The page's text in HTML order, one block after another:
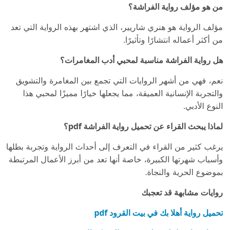
من هو مؤلف رواية الفراشة؟
مؤلف الرواية هو هنري شاريير، الذي اشتهر بهذه الرواية التي تعد
من أكثر أعماله انتشارًا وتأثيرًا.
هل رواية الفراشة مناسبة لمحبي أدب المغامرات؟
نعم، فهي من أشهر الروايات التي تجمع بين المغامرة والتشويق
والتجربة الإنسانية العميقة، مما يجعلها خيارًا مميزًا لمحبي هذا
النوع الأدبي.
لماذا يبحث القراء عن تحميل رواية الفراشة pdf؟
يرغب كثير من القراء في التعرف إلى أحداث الرواية وتجربة بطلها
وأسباب شهرتها الكبيرة، خاصة أنها تعد من أبرز الأعمال المرتبطة
بموضوع الحرية والنجاة.
روايات مشابهة قد تعجبك
تحميل رواية أهلا بك في بيت القرود pdf